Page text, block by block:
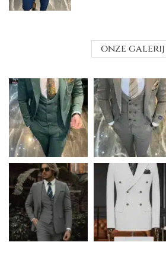
onze galerij